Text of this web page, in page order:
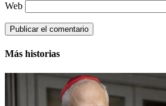
Web
Más historias